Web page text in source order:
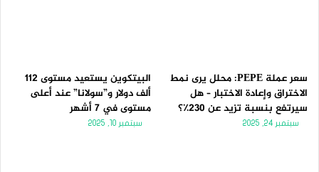
سعر عملة PEPE: محلل يرى نمط
الاختراق وإعادة الاختبار – هل
سيرتفع بنسبة تزيد عن 230٪؟
سبتمبر 24, 2025
البيتكوين يستعيد مستوى 112
ألف دولار و”سولانا” عند أعلى
مستوى في 7 أشهر
سبتمبر 10, 2025